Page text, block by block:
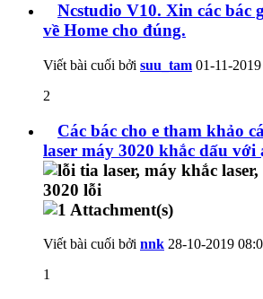
Ncstudio V10. Xin các bác
về Home cho đúng.
Viết bài cuối bởi suu_tam 01-11-2019
2
Các bác cho e tham khảo
laser máy 3020 khắc dấu với
Viết bài cuối bởi nnk 28-10-2019
1